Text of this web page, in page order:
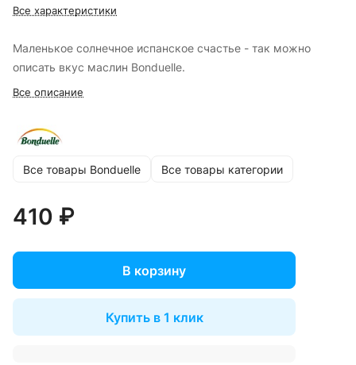
Все характеристики
Маленькое солнечное испанское счастье - так можно
описать вкус маслин Bonduelle.
Все описание
Все товары Bonduelle Все товары категории
410 ₽
В корзину
Купить в 1 клик